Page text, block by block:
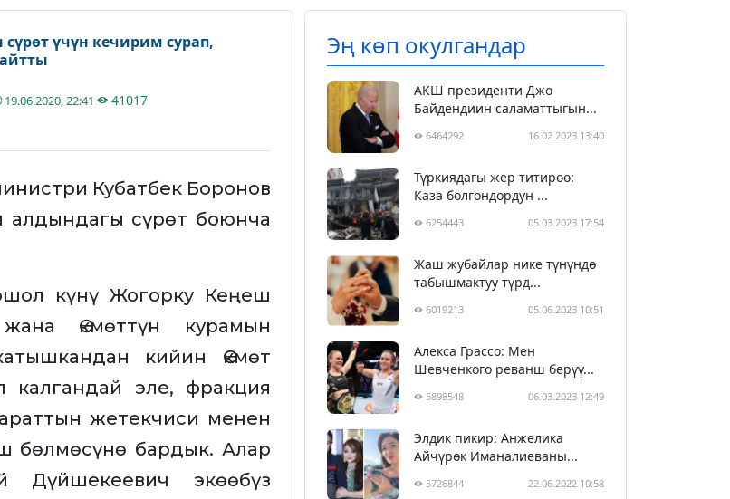
үчүн кечирим сурап,
19.06.2020, 22:41
41017
Кубатбек Боронов
алдындагы сүрөт боюнча
күнү Жогорку Кеңеш
Өкмөттүн курамын
кийин Өкмөт
эле, фракция
жетекчиси менен
бөлмөсүнө бардык. Алар
Дүйшекеевич экөөбүз
Эң көп окулгандар
АКШ президенти Джо
Байдендиин саламаттыгын...
6464292 16.02.2023 13:40
Түркиядагы жер титирөө:
Каза болгондордун ...
6254443 05.03.2023 17:54
Жаш жубайлар нике түнүндө
табышмактуу түрд...
6019213 05.06.2023 10:51
Алекса Грассо: Мен
Шевченкого реванш берүү...
5898548 06.03.2023 12:49
Элдик пикир: Анжелика
Айчүрөк Иманалиеваны...
5726844 22.06.2022 10:58